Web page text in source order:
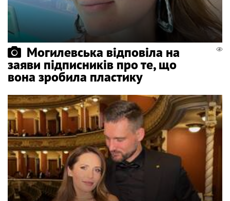
Могилевська відповіла на
заяви підписників про те, що
вона зробила пластику